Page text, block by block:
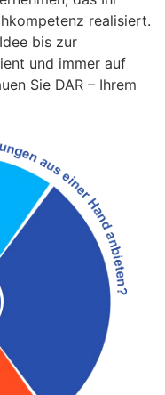
realisiert.
bis zur
und immer auf
Sie DAR – Ihrem